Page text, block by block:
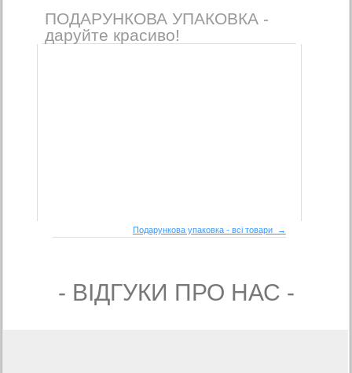
ПОДАРУНКОВА УПАКОВКА -
даруйте красиво!
Подарункова упаковка - всі товари →
- ВIДГУКИ ПРО НАС -